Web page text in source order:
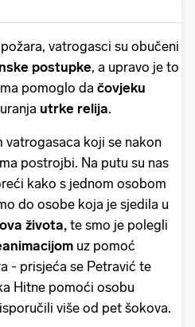
vatrogasci su obučeni
postupke, a upravo je to
pomoglo da čovjeku
utrke relija.
vatrogasaca koji se nakon
postrojbi. Na putu su nas
kako s jednom osobom
do osobe koja je sjedila u
života, te smo je polegli
uz pomoć
- prisjeća se Petravić te
Hitne pomoći osobu
više od pet šokova.